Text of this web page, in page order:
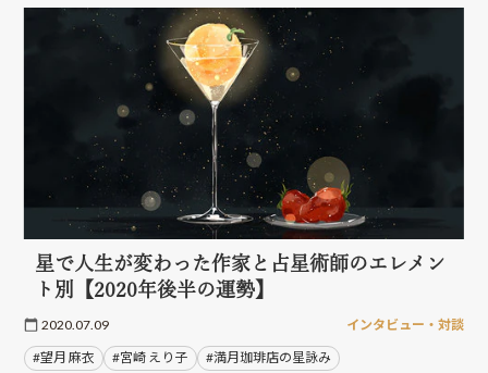
星で人生が変わった作家と占星術師のエレメン
ト別【2020年後半の運勢】
2020.07.09 インタビュー・対談
#望月 麻衣 #宮崎 えり子 #満月珈琲店の星詠み